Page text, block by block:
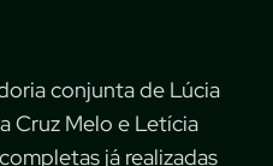
conjunta de Lúcia
Cruz Melo e Letícia
já realizadas